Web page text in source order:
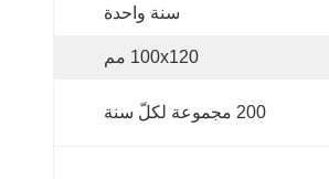
سنة واحدة
100x120 مم
200 مجموعة لكلّ سنة